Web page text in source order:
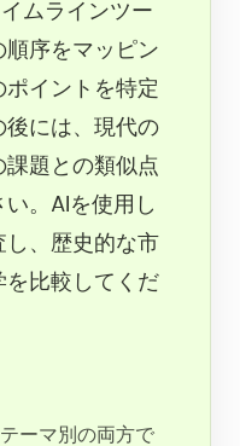
ムラインツー
順序をマッピン
イントを特定
後には、現代の
題との類似点
。AIを使用し
し、歴史的な市
を比較してくだ
ーマ別の両方で